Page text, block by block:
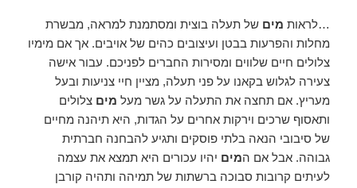
…לראות מים של תעלה בוצית ומסתמנת למראה, מבשרת
מחלות והפרעות בבטן ועיצובים כהים של אויבים. אך אם מימיו
צלולים חיים שלווים ומסירות החברים לפניכם. עבור אישה
צעירה לגלוש בקאנו על פני תעלה, מציין חיי צניעות ובעל
מעריץ. אם תחצה את התעלה על גשר מעל מים צלולים
ותאסוף שרכים וירקות אחרים על הגדות, היא תיהנה מחיים
של סיבובי הנאה בלתי פוסקים ותגיע להבחנה חברתית
גבוהה. אבל אם המים יהיו עכורים היא תמצא את עצמה
לעיתים קרובות סבוכה ברשתות של תמיהה ותהיה קורבן